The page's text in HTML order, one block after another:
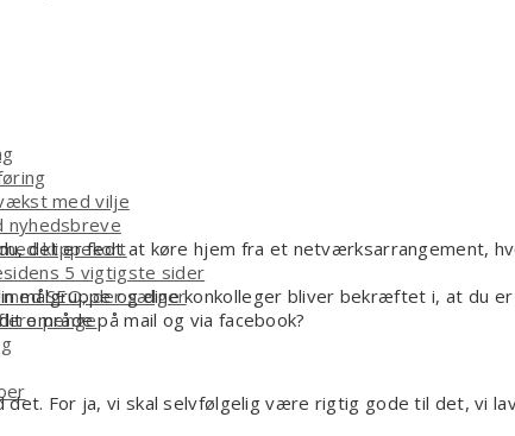
med vilje
nyhedsbreve
klippekort
5 vigtigste sider
SEO, der sælger
penge
det er fedt at køre hjem fra et netværksarrangement,
målgruppe og dine konkolleger bliver bekræftet i, at du
område på mail og via facebook?
For ja, vi skal selvfølgelig være rigtig gode til det, vi